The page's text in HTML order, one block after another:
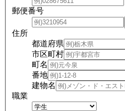
郵便番号
住所
都道府県
市区町村
町名
番地
建物名
職業